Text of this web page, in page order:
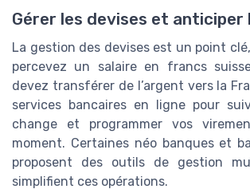
Gérer les devises et anticiper
La gestion des devises est un point
percevez un salaire en francs
devez transférer de l’argent vers la
services bancaires en ligne pour
change et programmer vos
moment. Certaines néo banques et
proposent des outils de gestion
simplifient ces opérations.